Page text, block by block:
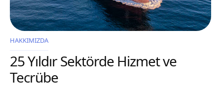
HAKKIMIZDA
25 Yıldır Sektörde Hizmet ve
Tecrübe